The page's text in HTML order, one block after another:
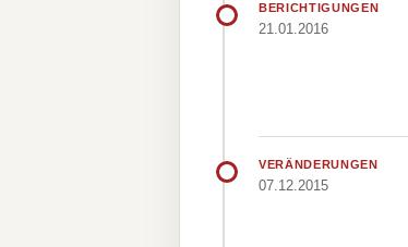
BERICHTIGUNGEN
21.01.2016
VERÄNDERUNGEN
07.12.2015